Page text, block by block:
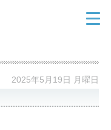
2025年5月19日 月曜日